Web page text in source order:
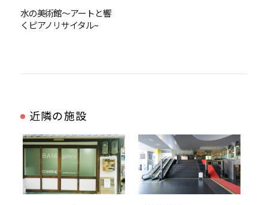
水の美術館〜アートと響
くピアノリサイタル~
近隣の施設